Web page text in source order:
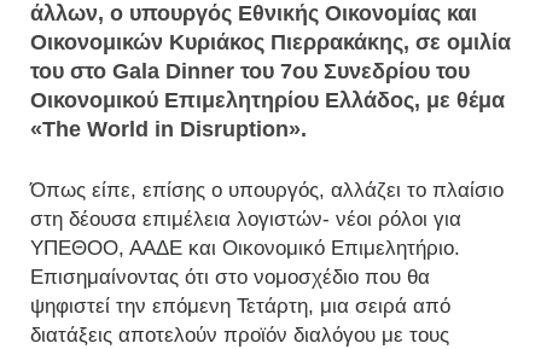
άλλων, ο υπουργός Εθνικής Οικονομίας και
Οικονομικών Κυριάκος Πιερρακάκης, σε ομιλία
του στο Gala Dinner του 7ου Συνεδρίου του
Οικονομικού Επιμελητηρίου Ελλάδος, με θέμα
«The World in Disruption».
Όπως είπε, επίσης ο υπουργός, αλλάζει το πλαίσιο
στη δέουσα επιμέλεια λογιστών- νέοι ρόλοι για
ΥΠΕΘΟΟ, ΑΑΔΕ και Οικονομικό Επιμελητήριο.
Επισημαίνοντας ότι στο νομοσχέδιο που θα
ψηφιστεί την επόμενη Τετάρτη, μια σειρά από
διατάξεις αποτελούν προϊόν διαλόγου με τους